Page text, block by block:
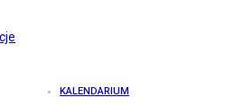
KALENDARIUM